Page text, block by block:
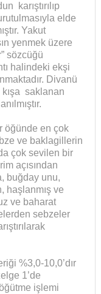
karıştırılıp
elde
Yakut
yenmek üzere
sözcüğü
halindeki ekşi
Divanü
kışa saklanan
öğünde en çok
ve baklagillerin
çok sevilen bir
açısından
buğday unu,
haşlanmış ve
ve baharat
sebzeler
%3,0-10,0’dır
1’de
işlemi